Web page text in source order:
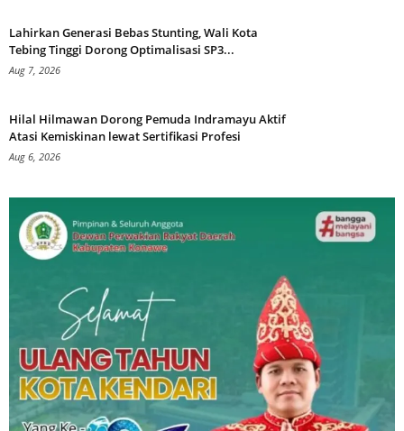
Lahirkan Generasi Bebas Stunting, Wali Kota
Tebing Tinggi Dorong Optimalisasi SP3...
Aug 7, 2026
Hilal Hilmawan Dorong Pemuda Indramayu Aktif
Atasi Kemiskinan lewat Sertifikasi Profesi
Aug 6, 2026